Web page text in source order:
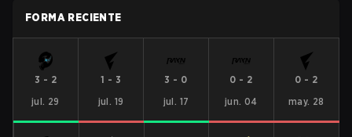
FORMA RECIENTE
3 - 2
jul. 29
1 - 3
jul. 19
3 - 0
jul. 17
0 - 2
jun. 04
0 - 2
may. 28